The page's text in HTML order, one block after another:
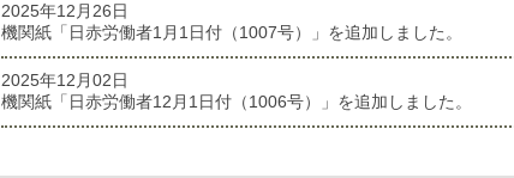
2025年12月26日
機関紙「日赤労働者1月1日付（1007号）」を追加しました。
2025年12月02日
機関紙「日赤労働者12月1日付（1006号）」を追加しました。